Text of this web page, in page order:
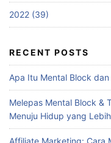
2022 (39)
RECENT POSTS
Apa Itu Mental Block
Melepas Mental Block &
Menuju Hidup yang
Affiliate Marketing: Cara